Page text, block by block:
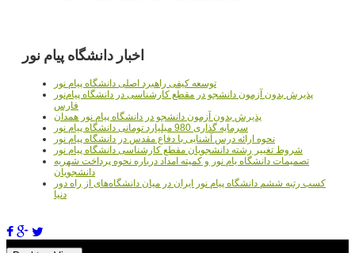
اخبار دانشگاه پیام نور
توسعه کیفی راهبرد اصلی دانشگاه پیام نور
پذیرش بدون آزمون دانشجو در مقطع کارشناسی در دانشگاه پیام‌نور
فارس
پذیرش بدون آزمون دانشجو در دانشگاه پیام نور همدان
سرمایه گذاری 980 میلیارد تومانی دانشگاه پیام نور
نحوه ارائه درس آشنایی با دفاع مقدس در دانشگاه پیام نور
شروط تغییر رشته دانشجویان مقطع کارشناسی دانشگاه پیام نور
تصمیمات دانشگاه یام نور و کمیته امداد درباره نحوه پرداخت شهریه
دانشجویان
کسب رتبه ششم دانشگاه پیام نور ایران در میان دانشگاه‌های از راه دور
دنیا